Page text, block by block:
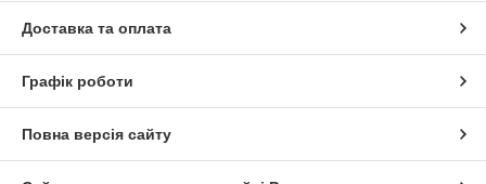
Доставка та оплата
Графік роботи
Повна версія сайту